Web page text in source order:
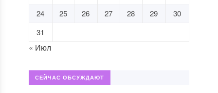
24
25 26 27 28 29
30
31
« Июл
СЕЙЧАС ОБСУЖДАЮТ